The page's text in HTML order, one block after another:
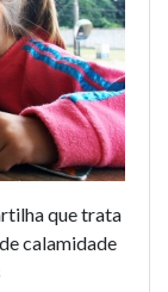
que trata
calamidade